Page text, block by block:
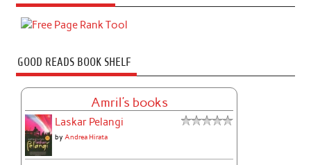
GOOD READS BOOK SHELF
Amril's books
Laskar Pelangi
by Andrea Hirata